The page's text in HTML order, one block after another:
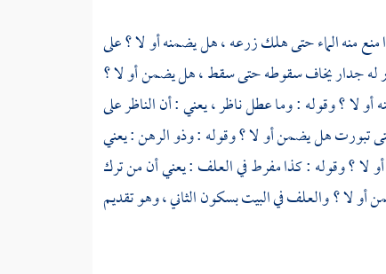
منه الماء حتى هلك زرعه ، هل يضمنه أو لا ؟ على
له جدار يخاف سقوطه حتى سقط ، هل يضمن أو لا ؟
لا ؟ وقوله : وما عطل ناظر ، يعني : أن الناظر على
تبورت هل يضمن أو لا ؟ وقوله : وذو الرهن : يعني
أو لا ؟ وقوله : كذا مفرط في العلف : يعني أن من ترك
أو لا ؟ والعلف في البيت بسكون الثاني ، وهو تقديم